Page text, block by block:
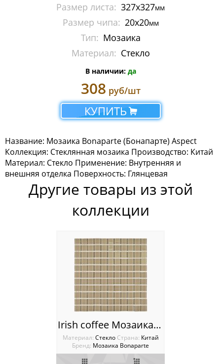
Растяжки из мозаики
Стеклянная мозаика
Мозаика Caramelle Mosaic
Мозаика Dao
Мозаика Imagine Mosaic
Мозаика Irida
Мозаика Keramograd
Мозаика Mir Mosaic
Мозаика NSmosaic
Мозаика Orro Mosaic
Мозаика Rose Mosaic
Мозаика Sekitei
Мозаика Starmosaic
Мозаика Tonomosaic
Размер листа: 327x327мм
Размер чипа: 20x20мм
Тип: Мозаика
Материал: Стекло
В наличии: да
308 руб/шт
КУПИТЬ
Название: Мозаика Bonaparte (Бонапарте) Aspect
Коллекция: Стеклянная мозаика Производство: Китай
Материал: Стекло Применение: Внутренняя и
внешняя отделка Поверхность: Глянцевая
Другие товары из этой
коллекции
Irish coffee Мозаика Bonaparte
Материал: Стекло Cтрана: Китай
Бренд: Мозаика Bonaparte